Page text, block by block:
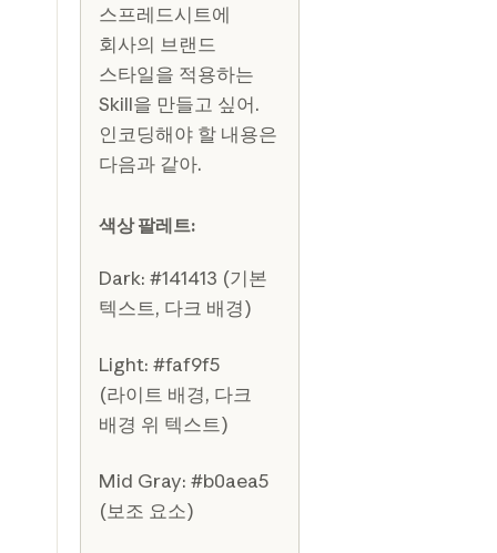
스프레드시트에
회사의 브랜드
스타일을 적용하는
Skill을 만들고 싶어.
인코딩해야 할 내용은
다음과 같아.
색상 팔레트:
Dark: #141413 (기본
텍스트, 다크 배경)
Light: #faf9f5
(라이트 배경, 다크
배경 위 텍스트)
Mid Gray: #b0aea5
(보조 요소)